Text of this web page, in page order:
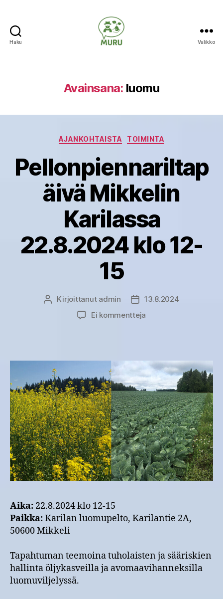
Haku Valikko
Avainsana: luomu
Kategoriat
AJANKOHTAISTA TOIMINTA
Pellonpiennariltap
äivä Mikkelin
Karilassa
22.8.2024 klo 12-
15
Kirjoittaja
Kirjoittanut admin Julkaisupäivämäärä
13.8.2024
Ei kommentteja
klo
12-
15
Aika: 22.8.2024 klo 12-15
Paikka:Karilan luomupelto, Karilantie 2A,
50600 Mikkeli
Tapahtuman teemoina tuholaisten ja sääriskien
hallinta öljykasveilla ja avomaavihanneksilla
luomuviljelyssä.